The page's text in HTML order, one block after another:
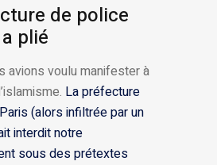
de police
plié
avions voulu manifester à
La préfecture
(alors infiltrée par un
interdit notre
sous des prétextes